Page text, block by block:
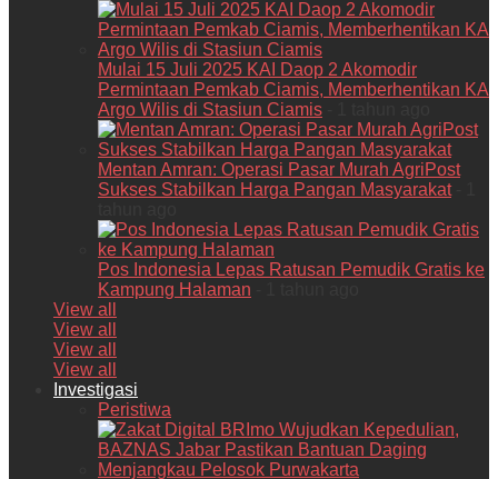
Mulai 15 Juli 2025 KAI Daop 2 Akomodir
Permintaan Pemkab Ciamis, Memberhentikan KA
Argo Wilis di Stasiun Ciamis
Mentan Amran: Operasi Pasar Murah AgriPost
Sukses Stabilkan Harga Pangan Masyarakat- 1
Pos Indonesia Lepas Ratusan Pemudik Gratis ke
Kampung Halaman
View all
View all
View all
View all
Investigasi
Peristiwa